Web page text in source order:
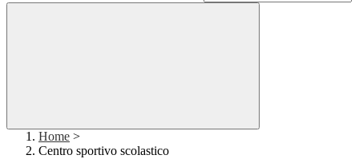
Home >
Centro sportivo scolastico